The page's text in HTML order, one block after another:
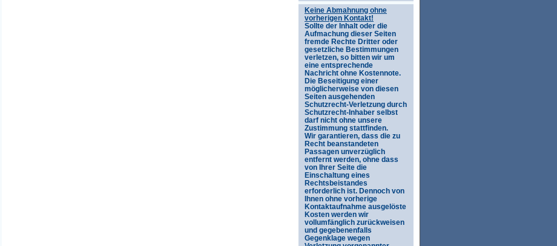
Keine Abmahnung ohne
vorherigen Kontakt!
Sollte der Inhalt oder die
Aufmachung dieser Seiten
fremde Rechte Dritter oder
gesetzliche Bestimmungen
verletzen, so bitten wir um
eine entsprechende
Nachricht ohne Kostennote.
Die Beseitigung einer
möglicherweise von diesen
Seiten ausgehenden
Schutzrecht-Verletzung durch
Schutzrecht-Inhaber selbst
darf nicht ohne unsere
Zustimmung stattfinden.
Wir garantieren, dass die zu
Recht beanstandeten
Passagen unverzüglich
entfernt werden, ohne dass
von Ihrer Seite die
Einschaltung eines
Rechtsbeistandes
erforderlich ist. Dennoch von
Ihnen ohne vorherige
Kontaktaufnahme ausgelöste
Kosten werden wir
vollumfänglich zurückweisen
und gegebenenfalls
Gegenklage wegen